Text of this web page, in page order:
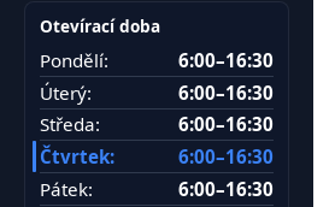
Otevírací doba
Pondělí:
6:00–16:30
Úterý:
6:00–16:30
Středa:
6:00–16:30
Čtvrtek:
6:00–16:30
Pátek:
6:00–16:30